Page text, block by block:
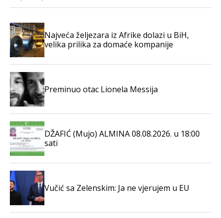
Najveća željezara iz Afrike dolazi u BiH,
velika prilika za domaće kompanije
Preminuo otac Lionela Messija
DŽAFIĆ (Mujo) ALMINA 08.08.2026. u 18:00
sati
Vučić sa Zelenskim: Ja ne vjerujem u EU